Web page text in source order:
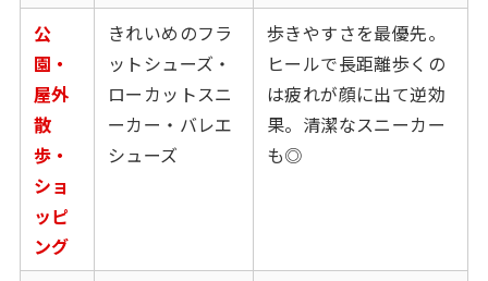
公
園・
屋外
散
歩・
ショ
ッピ
ング
きれいめのフラ
ットシューズ・
ローカットスニ
ーカー・バレエ
シューズ
歩きやすさを最優先。
ヒールで長距離歩くの
は疲れが顔に出て逆効
果。清潔なスニーカー
も◎